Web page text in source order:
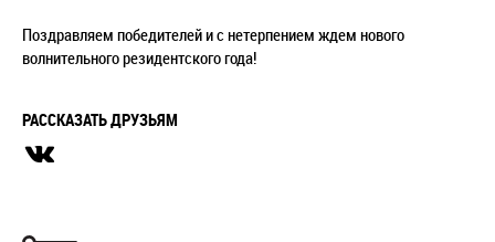
Поздравляем победителей и с нетерпением ждем нового
волнительного резидентского года!
РАССКАЗАТЬ ДРУЗЬЯМ